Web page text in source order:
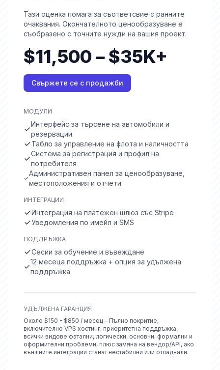
Тази оценка помага за съответсвие с ранните
очаквания. Окончателното ценообразуване е
съобразено с точните нужди на вашия проект.
$11,500 – $35K+
Свържете се с продажби
МОДУЛИ
Интерфейс за търсене на автомобили и
резервации
Табло за управление на флота и наличността
Система за регистрация и профил на
потребителя
Административен панел за ценообразуване,
местоположения и отчети
ИНТЕГРАЦИИ
Интеграция на платежен шлюз със Stripe
Уведомления по имейл и SMS
ПОДДРЪЖКА
Сесии за обучение и въвеждане
12 месеца поддръжка + опция за удължена
поддръжка
УДЪЛЖЕНА ГАРАНЦИЯ
Около $150 - $850 / месец – Пълно покритие,
включително VPS хостинг, приоритетна поддръжка,
всички видове фатални, логически, основни, формални и
оформителни проблеми, плюс замяна на вендор/API, ако
външните интеграции станат нестабилни или отпаднали.